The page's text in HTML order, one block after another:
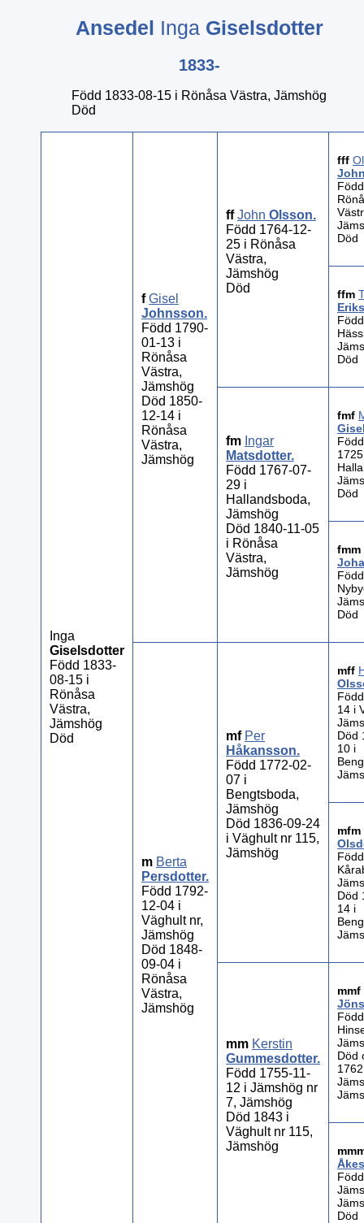
Ansedel Inga Giselsdotter
1833-
Född 1833-08-15 i Rönåsa Västra, Jämshög
Död
Inga
Giselsdotter
Född 1833-
08-15 i
Rönåsa
Västra,
Jämshög
Död
fGisel
Johnsson.
Född 1790-
01-13 i
Rönåsa
Västra,
Jämshög
Död 1850-
12-14 i
Rönåsa
Västra,
Jämshög
ffJohn Olsson.
Född 1764-12-
25 i Rönåsa
Västra,
Jämshög
Död
fff
Död
ffm
Död
fm Ingar
Matsdotter.
Född 1767-07-
29 i
Hallandsboda,
Jämshög
Död 1840-11-05
i Rönåsa
Västra,
Jämshög
fmf
Död
fmm
Död
m Berta
Persdotter.
Född 1792-
12-04 i
Väghult nr,
Jämshög
Död 1848-
09-04 i
Rönåsa
Västra,
Jämshög
mf Per
Håkansson.
Född 1772-02-
07 i
Bengtsboda,
Jämshög
Död 1836-09-24
i Väghult nr 115,
Jämshög
mff
14 i
Död
10 i
mfm
Död
14 i
mm Kerstin
Gummesdotter.
Född 1755-11-
12 i Jämshög nr
7, Jämshög
Död 1843 i
Väghult nr 115,
Jämshög
mmf
Död
Död